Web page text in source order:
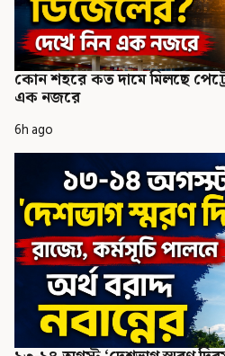
কোন শহরে কত দামে মিলছে
এক নজরে
6h ago